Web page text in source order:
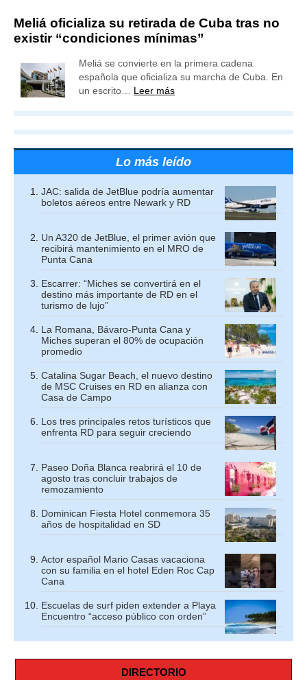
Meliá oficializa su retirada de Cuba tras no
existir “condiciones mínimas”
Meliá se convierte en la primera cadena
española que oficializa su marcha de Cuba. En
un escrito… Leer más
Lo más leído
JAC: salida de JetBlue podría aumentar
boletos aéreos entre Newark y RD
Un A320 de JetBlue, el primer avión que
recibirá mantenimiento en el MRO de
Punta Cana
Escarrer: “Miches se convertirá en el
destino más importante de RD en el
turismo de lujo”
La Romana, Bávaro-Punta Cana y
Miches superan el 80% de ocupación
promedio
Catalina Sugar Beach, el nuevo destino
de MSC Cruises en RD en alianza con
Casa de Campo
Los tres principales retos turísticos que
enfrenta RD para seguir creciendo
Paseo Doña Blanca reabrirá el 10 de
agosto tras concluir trabajos de
remozamiento
Dominican Fiesta Hotel conmemora 35
años de hospitalidad en SD
Actor español Mario Casas vacaciona
con su familia en el hotel Eden Roc Cap
Cana
Escuelas de surf piden extender a Playa
Encuentro “acceso público con orden”
DIRECTORIO